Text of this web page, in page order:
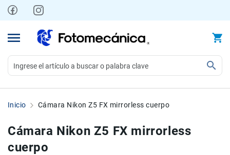
contenido
Videocámaras
Compactas
y
Inicio Cámara Nikon Z5 FX mirrorless cuerpo
Cámara Nikon Z5 FX mirrorless
cuerpo